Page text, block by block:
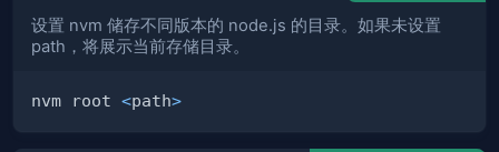
设置 nvm 储存不同版本的 node.js 的目录。如果未设置
path，将展示当前存储目录。
nvm root <path>